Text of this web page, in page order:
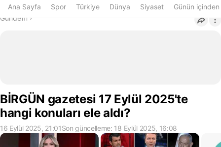
Ana Sayfa Spor Türkiye Dünya Siyaset Günün içinden
Buradasın
Gündem›
BİRGÜN gazetesi 17 Eylül 2025'te
hangi konuları ele aldı?
16 Eylül 2025, 21:01Son güncelleme: 18 Eylül 2025, 16:08